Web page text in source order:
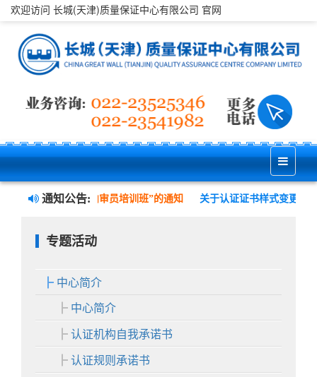
欢迎访问 长城(天津)质量保证中心有限公司 官网
通知公告:
安全管理三体系内审员培训班”的通知 关于认证证书样式变更并实
专题活动
中心简介
中心简介
认证机构自我承诺书
认证规则承诺书